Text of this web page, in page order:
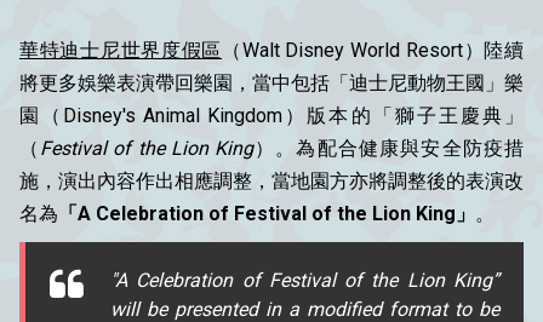
華特迪士尼世界度假區
（Walt Disney World Resort）陸續
將更多娛樂表演帶回樂園，當中包括「迪士尼動物王國」樂
園（Disney's Animal Kingdom）版本的「獅子王慶典」
（ Festival of the Lion King）。為配合健康與安全防疫措
施，演出內容作出相應調整，當地園方亦將調整後的表演改
名為 「A Celebration of Festival of the Lion King」 。
"A Celebration of Festival of the Lion King”
will be presented in a modified format to be